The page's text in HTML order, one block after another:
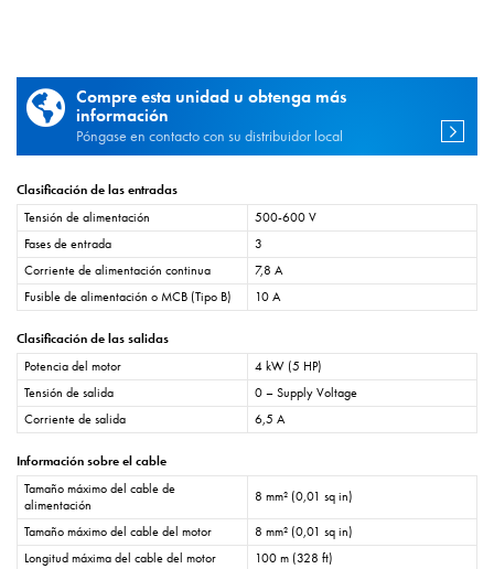
Compre esta unidad u obtenga más
información
Póngase en contacto con su distribuidor local
Clasificación de las entradas
Tensión de alimentación
500-600 V
Fases de entrada
3
Corriente de alimentación continua
7,8 A
Fusible de alimentación o MCB (Tipo B)
10 A
Clasificación de las salidas
Potencia del motor
4 kW (5 HP)
Tensión de salida
0 – Supply Voltage
Corriente de salida
6,5 A
Información sobre el cable
Tamaño máximo del cable de
alimentación
8 mm² (0,01 sq in)
Tamaño máximo del cable del motor
8 mm² (0,01 sq in)
Longitud máxima del cable del motor
100 m (328 ft)